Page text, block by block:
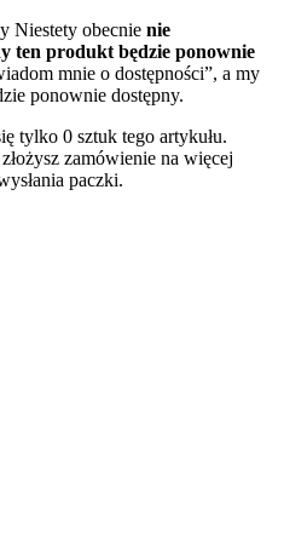
Niestety obecnie nie
ten produkt będzie ponownie
mnie o dostępności”, a my
ponownie dostępny.
tylko 0 sztuk tego artykułu.
zamówienie na więcej
paczki.